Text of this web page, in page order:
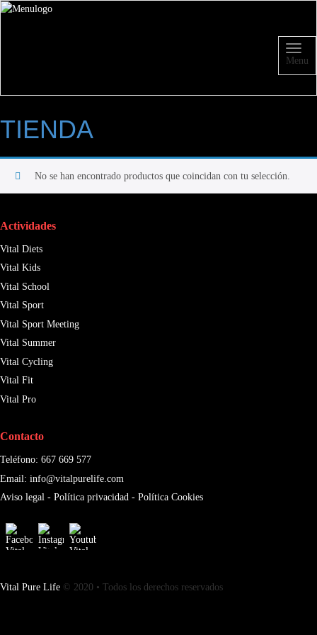
Menu
TIENDA
No se han encontrado productos que coincidan con tu selección.
Actividades
Vital Diets
Vital Kids
Vital School
Vital Sport
Vital Sport Meeting
Vital Summer
Vital Cycling
Vital Fit
Vital Pro
Contacto
Teléfono: 667 669 577
Email: info@vitalpurelife.com
Aviso legal - Política privacidad - Política Cookies
Vital Pure Life © 2020 • Todos los derechos reservados